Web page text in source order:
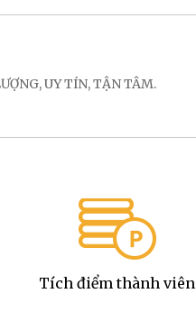
UY TÍN, TẬN TÂM.
Tích điểm thành viên